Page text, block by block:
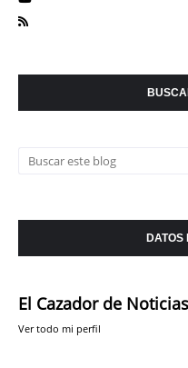
DATOS
El Cazador de
Ver todo mi perfil